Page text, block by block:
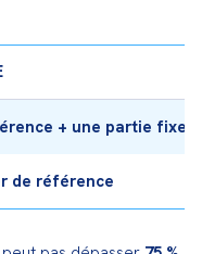
+ une partie fixe
de référence